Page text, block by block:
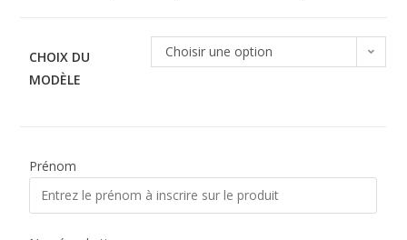
CHOIX DU
MODÈLE
Choisir une option
Prénom